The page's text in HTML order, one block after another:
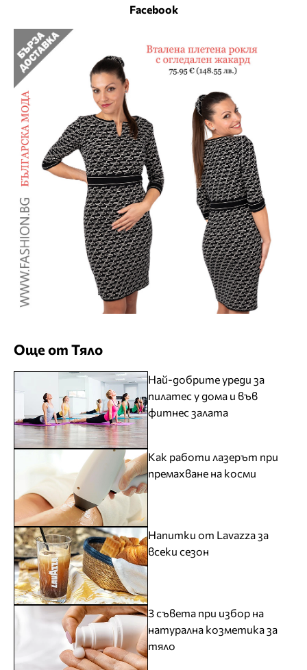
Facebook
Още от Тяло
Най-добрите уреди за
пилатес у дома и във
фитнес залата
Как работи лазерът при
премахване на косми
Напитки от Lavazza за
всеки сезон
3 съвета при избор на
натурална козметика за
тяло